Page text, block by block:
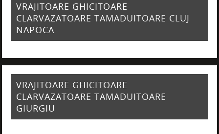
VRAJITOARE GHICITOARE
CLARVAZATOARE TAMADUITOARE CLUJ
NAPOCA
VRAJITOARE GHICITOARE
CLARVAZATOARE TAMADUITOARE
GIURGIU